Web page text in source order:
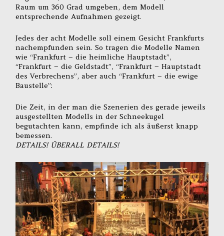
Raum um 360 Grad umgeben, dem Modell
entsprechende Aufnahmen gezeigt.
Jedes der acht Modelle soll einem Gesicht Frankfurts
nachempfunden sein. So tragen die Modelle Namen
wie “Frankfurt – die heimliche Hauptstadt”,
“Frankfurt – die Geldstadt”, “Frankfurt – Hauptstadt
des Verbrechens”, aber auch “Frankfurt – die ewige
Baustelle”:
Die Zeit, in der man die Szenerien des gerade jeweils
ausgestellten Modells in der Schneekugel
begutachten kann, empfinde ich als äußerst knapp
bemessen.
DETAILS! ÜBERALL DETAILS!